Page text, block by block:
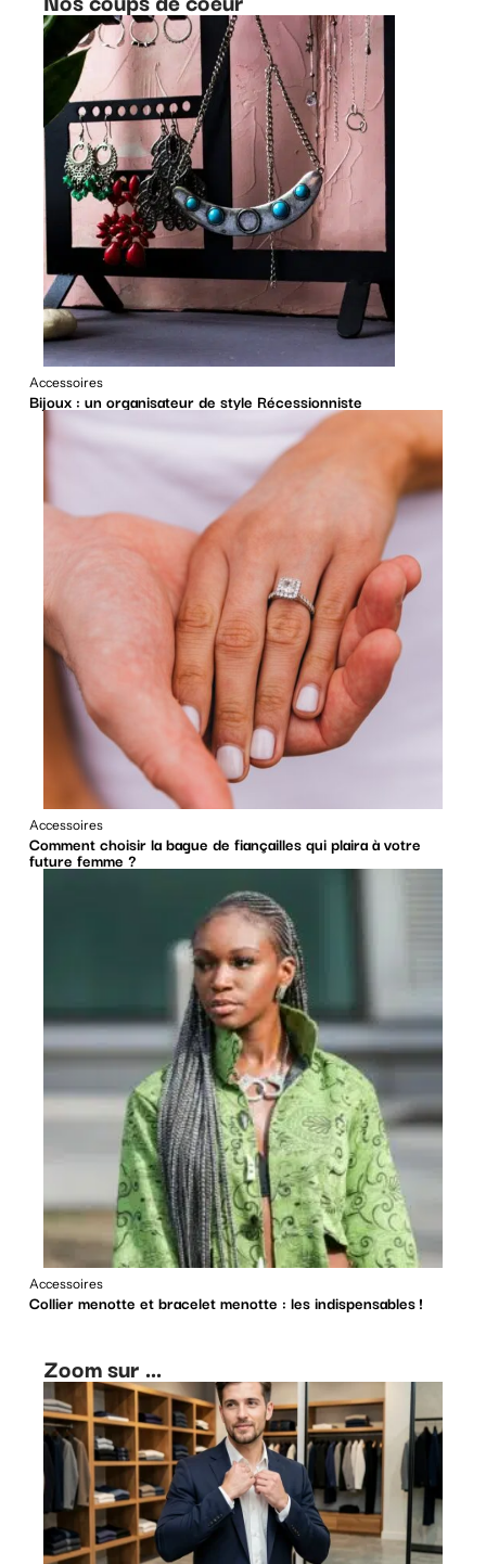
Accessoires
Bijoux : un organisateur de style Récessionniste
Accessoires
Comment choisir la bague de fiançailles qui plaira à votre
future femme ?
Accessoires
Collier menotte et bracelet menotte : les indispensables !
Zoom sur ...